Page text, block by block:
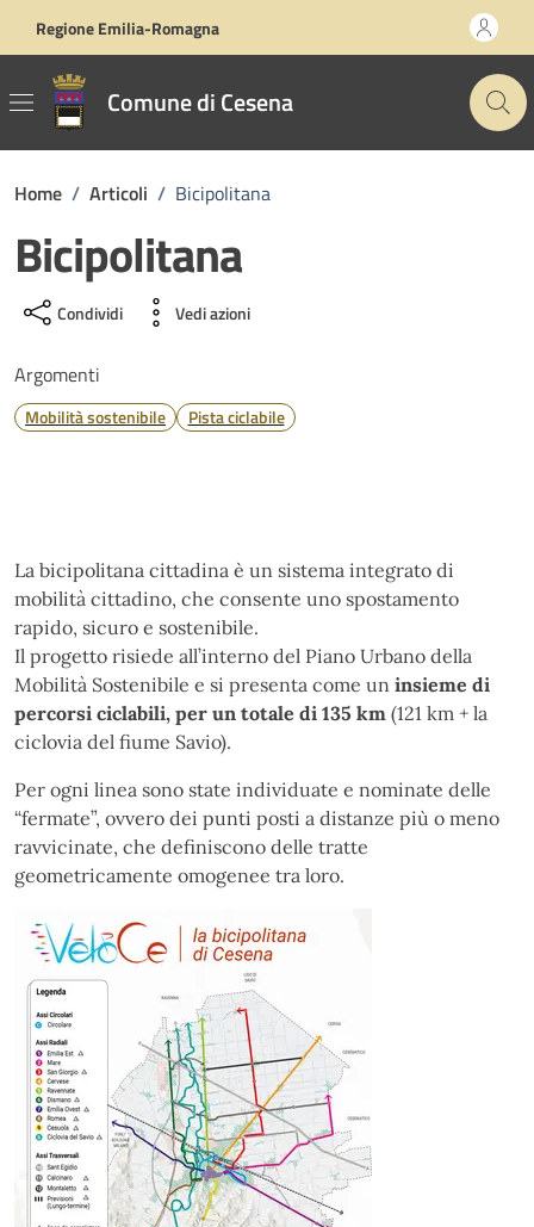
Regione Emilia-Romagna
Comune di Cesena
Home / Articoli / Bicipolitana
Bicipolitana
Condividi Vedi azioni
Argomenti
Mobilità sostenibile Pista ciclabile
La bicipolitana cittadina è un sistema integrato di
mobilità cittadino, che consente uno spostamento
rapido, sicuro e sostenibile.
Il progetto risiede all’interno del Piano Urbano della
Mobilità Sostenibile e si presenta come un insieme di
percorsi ciclabili, per un totale di 135 km (121 km + la
ciclovia del fiume Savio).
Per ogni linea sono state individuate e nominate delle
“fermate”, ovvero dei punti posti a distanze più o meno
ravvicinate, che definiscono delle tratte
geometricamente omogenee tra loro.